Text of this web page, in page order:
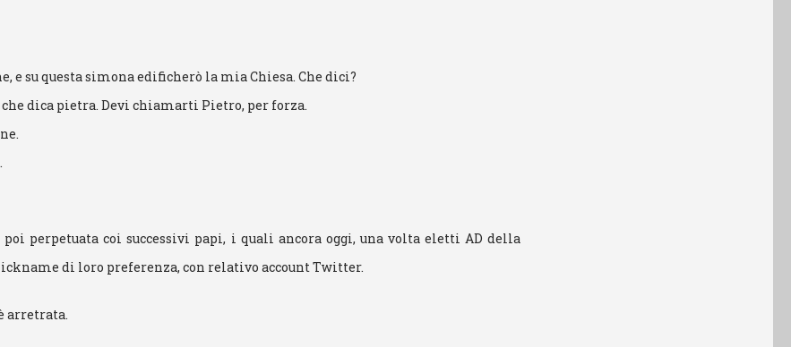
e su questa simona edificherò la mia Chiesa. Che dici?
dica pietra. Devi chiamarti Pietro, per forza.
perpetuata coi successivi papi, i quali ancora oggi, una volta eletti AD della
di loro preferenza, con relativo account Twitter.
arretrata.